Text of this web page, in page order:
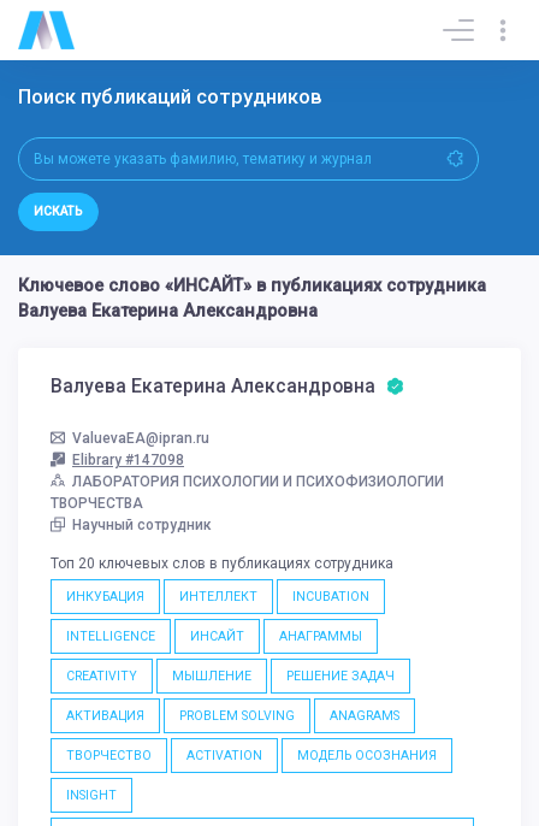
Поиск публикаций сотрудников
ИСКАТЬ
Ключевое слово «ИНСАЙТ» в публикациях сотрудника
Валуева Екатерина Александровна
Валуева Екатерина Александровна
ValuevaEA@ipran.ru
Elibrary #147098
ЛАБОРАТОРИЯ ПСИХОЛОГИИ И ПСИХОФИЗИОЛОГИИ
ТВОРЧЕСТВА
Научный сотрудник
Топ 20 ключевых слов в публикациях сотрудника
ИНКУБАЦИЯ ИНТЕЛЛЕКТ INCUBATION
INTELLIGENCE ИНСАЙТ АНАГРАММЫ
CREATIVITY МЫШЛЕНИЕ РЕШЕНИЕ ЗАДАЧ
АКТИВАЦИЯ PROBLEM SOLVING ANAGRAMS
ТВОРЧЕСТВО ACTIVATION МОДЕЛЬ ОСОЗНАНИЯ
INSIGHT